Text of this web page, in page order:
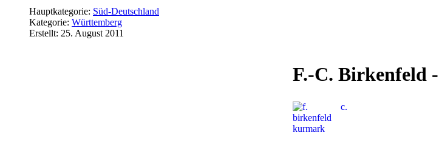
Hauptkategorie: Süd-Deutschland
Kategorie: Württemberg
Erstellt: 25. August 2011
F.-C. Birkenfeld